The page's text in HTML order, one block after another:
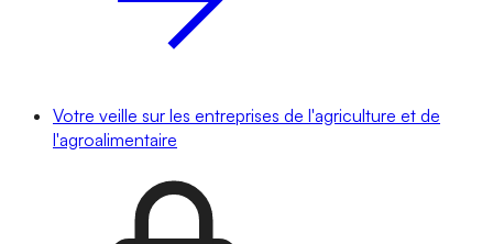
Votre veille sur les entreprises de l'agriculture et de
l'agroalimentaire